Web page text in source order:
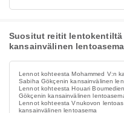
Suositut reitit lentokentiltä
kansainvälinen
Lennot kohteesta Mohammed V:n
Sabiha Gökçenin kansainvälinen
Lennot kohteesta Houari
Gökçenin kansainvälinen
Lennot kohteesta Vnukovon
kansainvälinen lentoasema